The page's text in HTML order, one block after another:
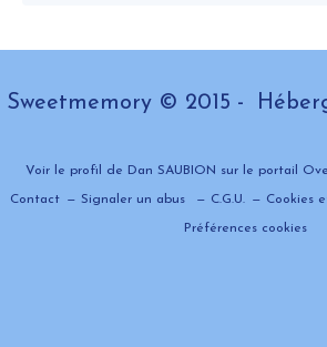
Sweetmemory © 2015 -
Voir le profil de Dan SAUBION sur le portail
Contact Signaler un abus C.G.U. Cookies
Préférences cookies